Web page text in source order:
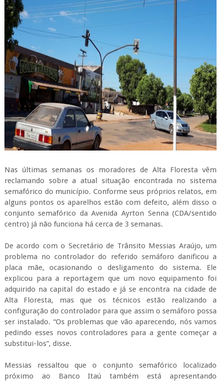
Nas últimas semanas os moradores de Alta Floresta vêm
reclamando sobre a atual situação encontrada no sistema
semafórico do município. Conforme seus próprios relatos, em
alguns pontos os aparelhos estão com defeito, além disso o
conjunto semafórico da Avenida Ayrton Senna (CDA/sentido
centro) já não funciona há cerca de 3 semanas.
De acordo com o Secretário de Trânsito Messias Araújo, um
problema no controlador do referido semáforo danificou a
placa mãe, ocasionando o desligamento do sistema. Ele
explicou para a reportagem que um novo equipamento foi
adquirido na capital do estado e já se encontra na cidade de
Alta Floresta, mas que os técnicos estão realizando a
configuração do controlador para que assim o semáforo possa
ser instalado. “Os problemas que vão aparecendo, nós vamos
pedindo esses novos controladores para a gente começar a
substitui-los”, disse.
Messias ressaltou que o conjunto semafórico localizado
próximo ao Banco Itaú também está apresentando